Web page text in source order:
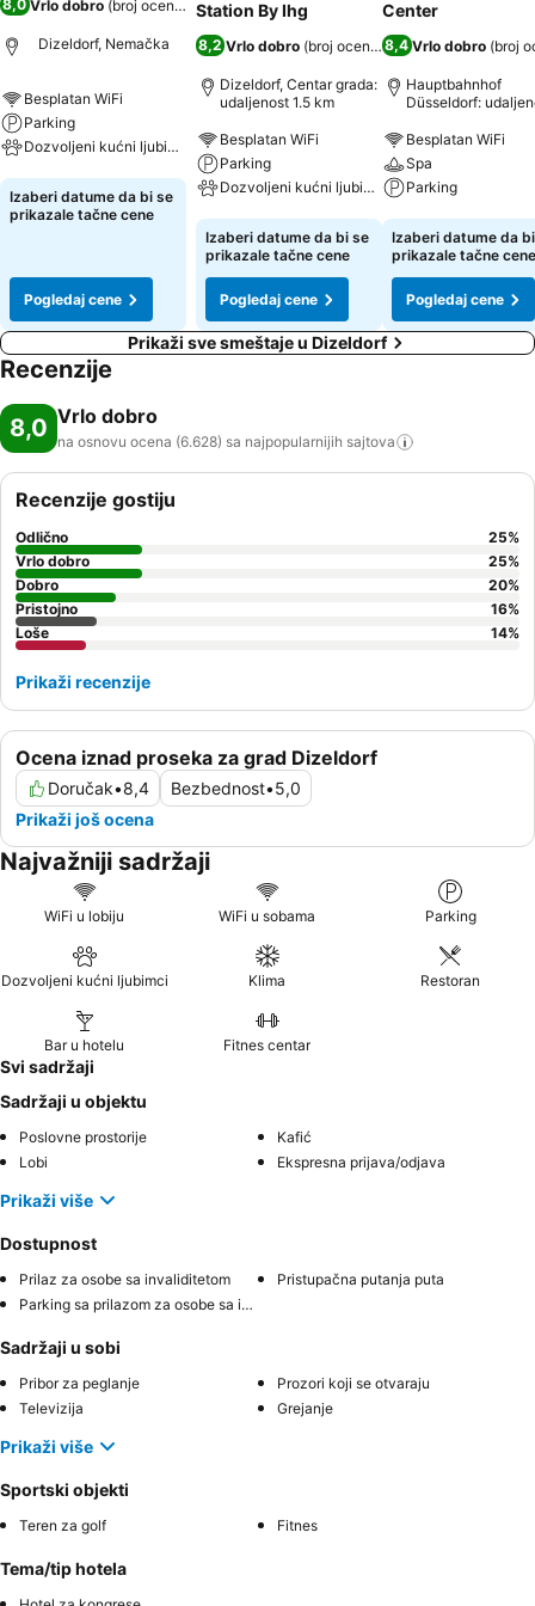
8,0Vrlo dobro (broj ocena: 6.628)
Dizeldorf, Nemačka
Besplatan WiFi
Parking
Dozvoljeni kućni ljubimci
Pogledaj cene
Izaberi datume da bi se
prikazale tačne cene
Pogledaj cene
Station By Ihg
8,2 Vrlo dobro (broj ocena: 16.520)
Dizeldorf, Centar grada:
udaljenost 1.5 km
Besplatan WiFi
Parking
Dozvoljeni kućni ljubimci
Pogledaj cene
Izaberi datume da bi se
prikazale tačne cene
Pogledaj cene
Center
8,4Vrlo dobro (broj
Hauptbahnhof
Düsseldorf:
Besplatan WiFi
Spa
Parking
Pogledaj cene
Izaberi datume da
prikazale tačne cene
Pogledaj cene
Prikaži sve smeštaje u Dizeldorf
Recenzije
8,0 Vrlo dobro
na osnovu ocena (6.628) sa najpopularnijih sajtova
Ocena iznad proseka za grad Dizeldorf
Doručak•8,4 Bezbednost•5,0
Prikaži još ocena
Recenzije gostiju
Odlično 25%
Vrlo dobro
25%
Dobro
20%
Pristojno
16%
Loše
14%
Prikaži recenzije
Najvažniji sadržaji
WiFi u lobiju WiFi u sobama Parking
Dozvoljeni kućni ljubimci Klima Restoran
Bar u hotelu Fitnes centar
Svi sadržaji
Sadržaji u objektu
Poslovne prostorije
Kafić
Lobi
Ekspresna prijava/odjava
Prikaži više
Dostupnost
Prilaz za osobe sa invaliditetom
Pristupačna putanja puta
Parking sa prilazom za osobe sa invaliditetom
Sadržaji u sobi
Pribor za peglanje
Prozori koji se otvaraju
Televizija
Grejanje
Prikaži više
Sportski objekti
Teren za golf Fitnes
Tema/tip hotela